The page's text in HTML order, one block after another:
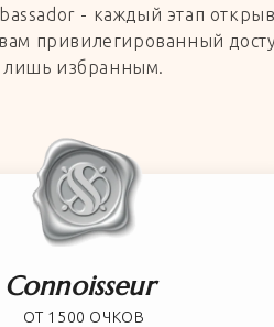
- каждый этап
привилегированный
лишь избранным.
Connoisseur
ОТ 1500 ОЧКОВ